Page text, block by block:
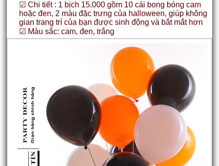
☑ Chi tiết : 1 bịch 15.000 gồm 10 cái bong bóng cam
hoặc đen, 2 màu đặc trưng của halloween, giúp không
gian trang trí của bạn được sinh động và bắt mắt hơn
☑ Màu sắc: cam, đen, trắng